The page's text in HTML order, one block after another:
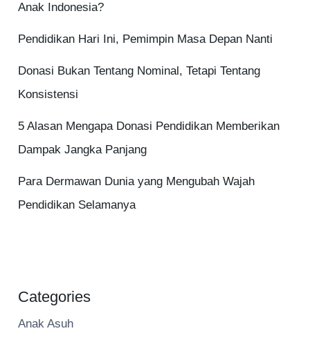
Anak Indonesia?
Pendidikan Hari Ini, Pemimpin Masa Depan Nanti
Donasi Bukan Tentang Nominal, Tetapi Tentang
Konsistensi
5 Alasan Mengapa Donasi Pendidikan Memberikan
Dampak Jangka Panjang
Para Dermawan Dunia yang Mengubah Wajah
Pendidikan Selamanya
Categories
Anak Asuh